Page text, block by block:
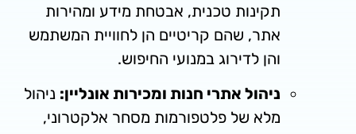
תקינות טכנית, אבטחת מידע ומהירות
אתר, שהם קריטיים הן לחוויית המשתמש
והן לדירוג במנועי החיפוש.
ניהול אתרי חנות ומכירות אונליין:ניהול
מלא של פלטפורמות מסחר אלקטרוני,